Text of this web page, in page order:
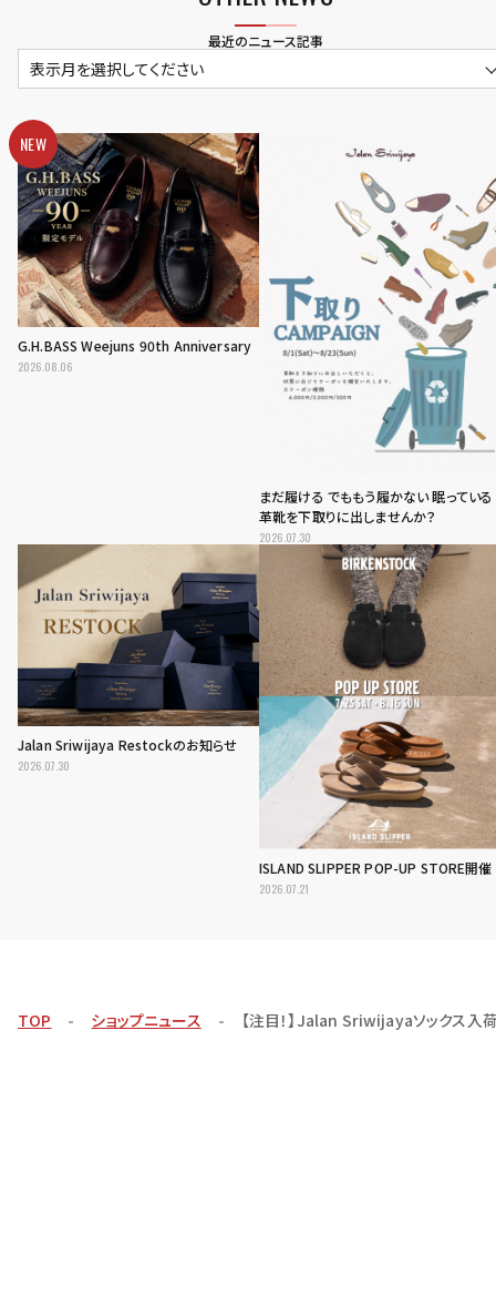
最近のニュース記事
表示月を選択してください
NEW
G.H.BASS Weejuns 90th Anniversary
2026.08.06
まだ履ける でももう履かない 眠っている
革靴を下取りに出しませんか？
2026.07.30
Jalan Sriwijaya Restockのお知らせ
2026.07.30
ISLAND SLIPPER POP-UP STORE開催
2026.07.21
TOP ショップニュース 【注目！】Jalan Sriwijayaソックス入